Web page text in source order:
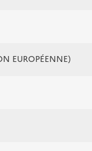
EUROPÉENNE)